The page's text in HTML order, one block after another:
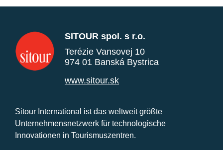
SITOUR spol. s r.o.
Terézie Vansovej 10
974 01 Banská Bystrica
www.sitour.sk
Sitour International ist das weltweit größte
Unternehmensnetzwerk für technologische
Innovationen in Tourismuszentren.